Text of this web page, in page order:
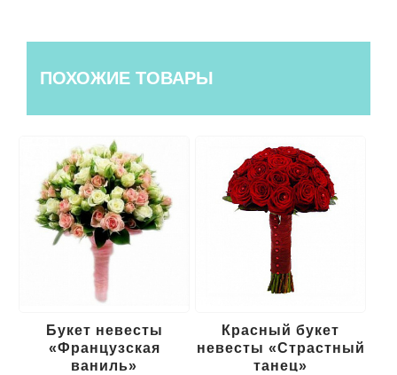
ПОХОЖИЕ ТОВАРЫ
Красный букет
невесты «Страстный
танец»
Свадебный букет
для невесты
«Счастливы вместе»